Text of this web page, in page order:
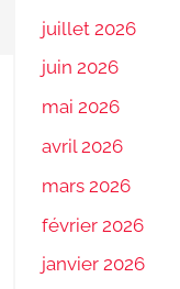
juillet 2026
juin 2026
mai 2026
avril 2026
mars 2026
février 2026
janvier 2026